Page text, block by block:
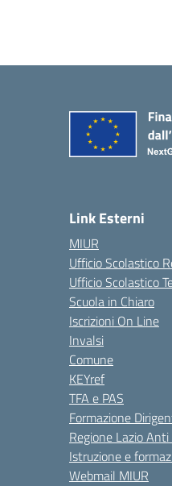
Link Esterni
MIUR
Ufficio Scolastico
Ufficio Scolastico
Scuola in Chiaro
Iscrizioni On Line
Invalsi
Comune
KEYref
TFA e PAS
Formazione
Regione Lazio
Istruzione e
Webmail MIUR